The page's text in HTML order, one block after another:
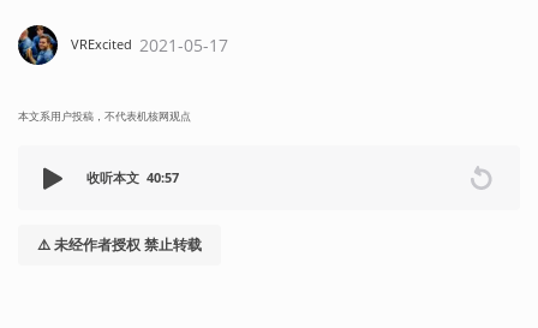
VRExcited 2021-05-17
本文系用户投稿，不代表机核网观点
收听本文 40:57
⚠️ 未经作者授权 禁止转载